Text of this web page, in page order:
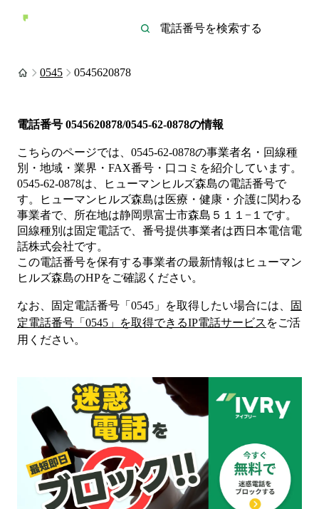
0545 0545620878
電話番号 0545620878/0545-62-0878の情報
こちらのページでは、 0545-62-0878の事業者名・回線種
別・地域・業界・FAX番号・口コミを紹介しています。
0545-62-0878は、 ヒューマンヒルズ森島の電話番号で
す。
ヒューマンヒルズ森島は医療・健康・介護に関わる
事業者で、所在地は静岡県富士市森島５１１−１ です。
回線種別は固定電話で、番号提供事業者は西日本電信電
話株式会社です。
この電話番号を保有する事業者の最新情報は ヒューマン
ヒルズ森島のHPをご確認ください。
なお、固定電話番号「 0545 」を取得したい場合には、
固
定電話番号「 0545 」を取得できるIP電話サービス をご活
用ください。